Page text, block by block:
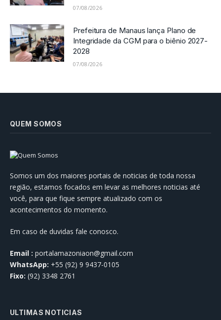
07/08/2026
Prefeitura de Manaus lança Plano de
Integridade da CGM para o biênio 2027-
2028
07/08/2026
QUEM SOMOS
Somos um dos maiores portais de noticias de toda nossa
região, estamos focados em levar as melhores noticias até
você, para que fique sempre atualizado com os
acontecimentos do momento.
Em caso de duvidas fale conosco.
Email : portalamazoniaon@gmail.com
WhatsApp: +55 (92) 9 9437-0105
Fixo: (92) 3348 2761
ULTIMAS NOTICIAS